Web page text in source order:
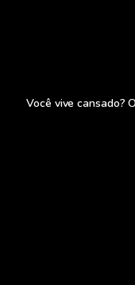
Você vive cansado?